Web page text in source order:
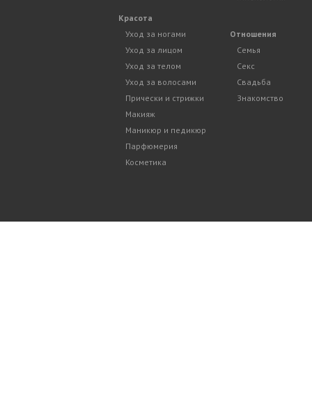
Красота
Уход за ногами
Уход за лицом
Уход за телом
Уход за волосами
Прически и стрижки
Макияж
Маникюр и педикюр
Парфюмерия
Косметика
Отношения
Семья
Секс
Свадьба
Знакомство